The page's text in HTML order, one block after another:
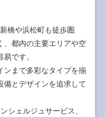
橋や浜松町も徒歩圏
、都内の主要エリアや空
です。
ンまで多彩なタイプを揃
備とデザインを追求して
シェルジュサービス、